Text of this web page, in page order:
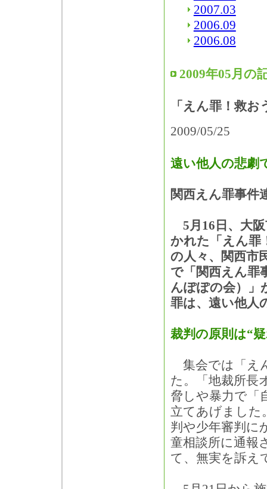
2007.03
2006.09
2006.08
2009年05月の
「えん罪！救
2009/05/25
遠い他人の悲劇
関西えん罪事件
5月16日、大
かれた「えん罪
の人々、関西市
で「関西えん罪
んぽぽの会）」
罪は、遠い他人
裁判の原則は“
集会では「え
た。「地裁所長
脅しや暴力で「
立てあげました
判や少年審判に
童相談所に通報
て、無実を訴え